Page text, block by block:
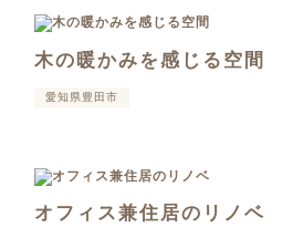
木の暖かみを感じる空間
愛知県豊田市
オフィス兼住居のリノベ